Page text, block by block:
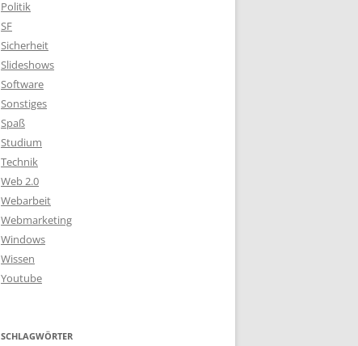
Politik
SF
Sicherheit
Slideshows
Software
Sonstiges
Spaß
Studium
Technik
Web 2.0
Webarbeit
Webmarketing
Windows
Wissen
Youtube
SCHLAGWÖRTER